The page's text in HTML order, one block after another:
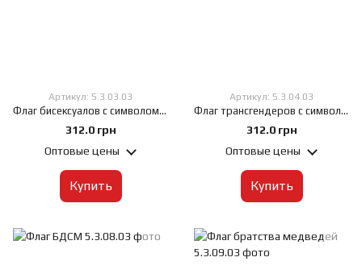
Артикул: 5.3.03.03
Флаг бисексуалов с символом, 60х90 см, Искусственный шелк 50 г/м², Сублимационная печать, односторонний, Карман под древко слева
312.0 грн
Оптовые цены
Купить
Артикул: 5.3.04.03
Флаг трансгендеров с символом, 60х90 см, Искусственный шелк 50 г/м², Сублимационная печать, односторонний, Карман под древко слева
312.0 грн
Оптовые цены
Купить